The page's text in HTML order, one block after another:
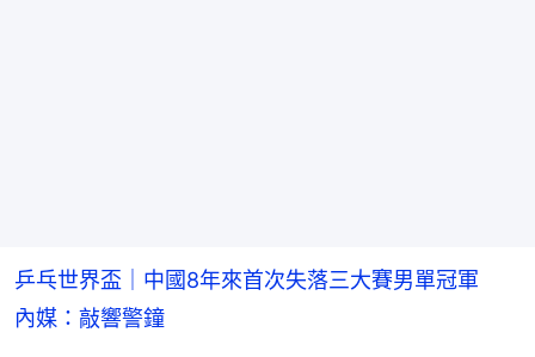
乒乓世界盃｜中國8年來首次失落三大賽男單冠軍
內媒：敲響警鐘